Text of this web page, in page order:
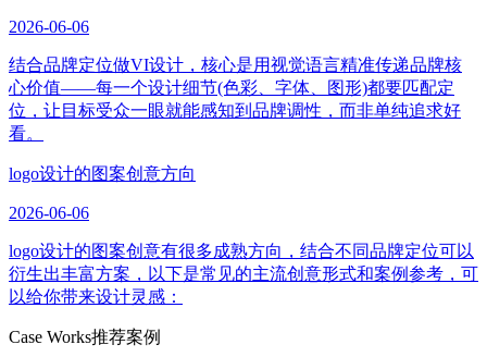
2026-06-06
结合品牌定位做VI设计，核心是用视觉语言精准传递品牌核
心价值——每一个设计细节(色彩、字体、图形)都要匹配定
位，让目标受众一眼就能感知到品牌调性，而非单纯追求好
看。
logo设计的图案创意方向
2026-06-06
logo设计的图案创意有很多成熟方向，结合不同品牌定位可以
衍生出丰富方案，以下是常见的主流创意形式和案例参考，可
以给你带来设计灵感：
Case Works推荐案例